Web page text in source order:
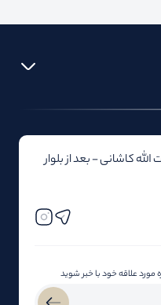
کاشانی - بعد از بلوار‌‌
مورد علاقه خود با خبر شوید